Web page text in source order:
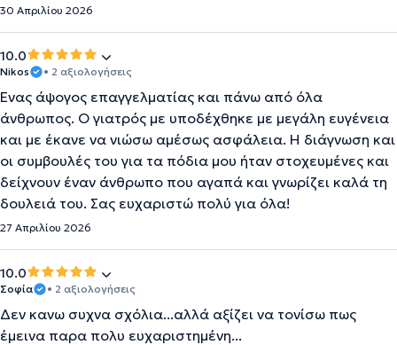
30 Απριλίου 2026
10.0
Nikos • 2 αξιολογήσεις
Ένας άψογος επαγγελματίας και πάνω από όλα
άνθρωπος. Ο γιατρός με υποδέχθηκε με μεγάλη ευγένεια
και με έκανε να νιώσω αμέσως ασφάλεια. Η διάγνωση και
οι συμβουλές του για τα πόδια μου ήταν στοχευμένες και
δείχνουν έναν άνθρωπο που αγαπά και γνωρίζει καλά τη
δουλειά του. Σας ευχαριστώ πολύ για όλα!
27 Απριλίου 2026
10.0
Σοφία • 2 αξιολογήσεις
Δεν κανω συχνα σχόλια...αλλά αξίζει να τονίσω πως
έμεινα παρα πολυ ευχαριστημένη...